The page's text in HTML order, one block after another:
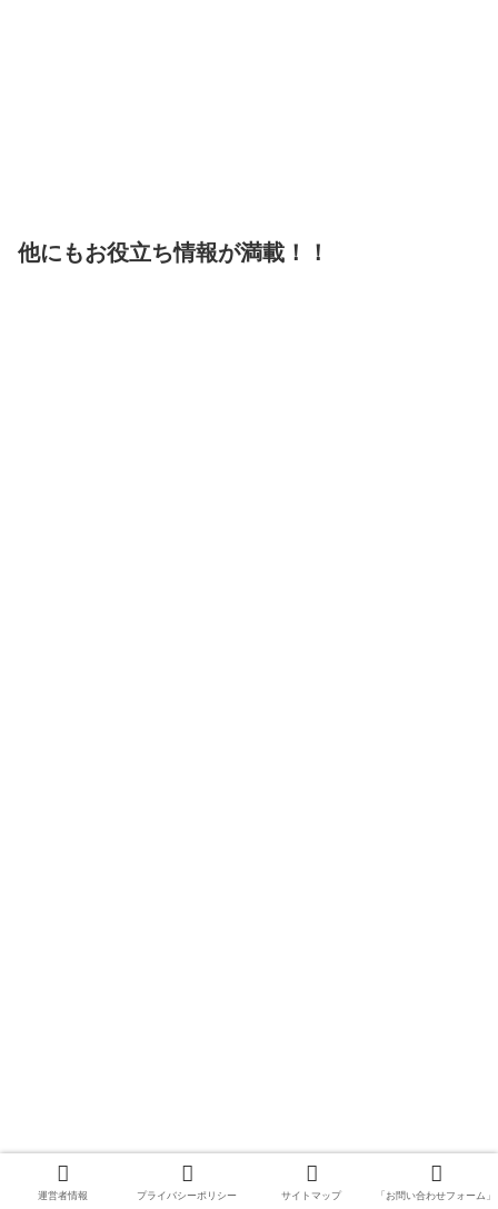
他にもお役立ち情報が満載！！
運営者情報 プライバシーポリシー サイトマップ 「お問い合わせフォーム」